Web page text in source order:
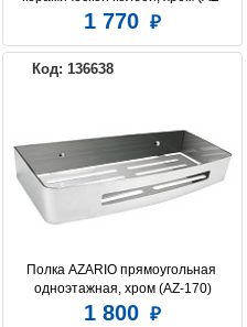
88313)
1 770
Код: 136638
Полка AZARIO прямоугольная
одноэтажная, хром (AZ-170)
1 800